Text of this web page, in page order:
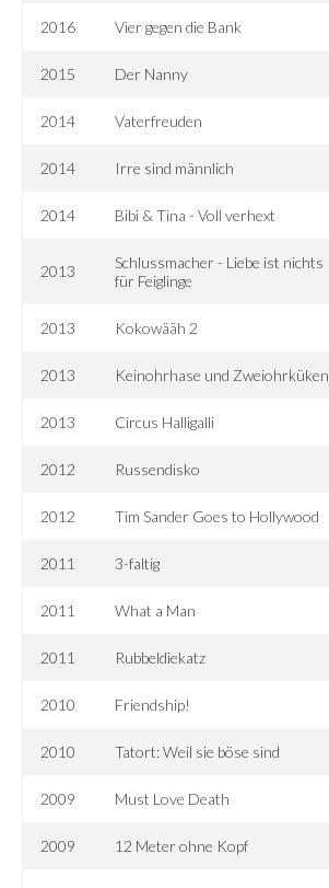
2016 Vier gegen die Bank
2015 Der Nanny
2014 Vaterfreuden
2014 Irre sind männlich
2014 Bibi & Tina - Voll verhext
2013
Schlussmacher - Liebe ist nichts
für Feiglinge
2013 Kokowääh 2
2013 Keinohrhase und Zweiohrküken
2013 Circus Halligalli
2012 Russendisko
2012 Tim Sander Goes to Hollywood
2011 3-faltig
2011 What a Man
2011 Rubbeldiekatz
2010 Friendship!
2010 Tatort: Weil sie böse sind
2009 Must Love Death
2009 12 Meter ohne Kopf